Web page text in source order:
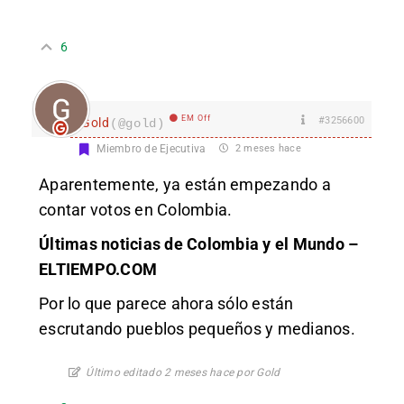
6
Gold (@gold) EM Off #3256600
Miembro de Ejecutiva 2 meses hace
Aparentemente, ya están empezando a
contar votos en Colombia.
Últimas noticias de Colombia y el Mundo –
ELTIEMPO.COM
Por lo que parece ahora sólo están
escrutando pueblos pequeños y medianos.
Último editado 2 meses hace por Gold